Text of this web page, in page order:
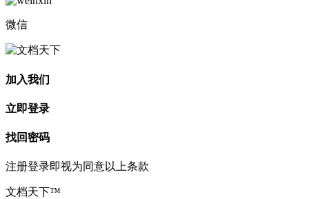
微信
加入我们
立即登录
找回密码
注册登录即视为同意以上条款
文档天下™